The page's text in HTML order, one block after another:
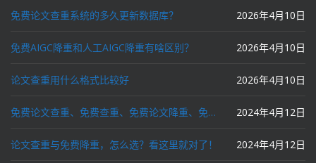
免费论文查重系统的多久更新数据库？ 2026年4月10日
免费AIGC降重和人工AIGC降重有啥区别？ 2026年4月10日
论文查重用什么格式比较好 2026年4月10日
免费论文查重、免费查重、免费论文降重、免费降重、智能降重、一键降重、降低AIGC写作率、AI写论文，这些名词你了解吗？ 2024年4月12日
论文查重与免费降重，怎么选？看这里就对了！ 2024年4月12日